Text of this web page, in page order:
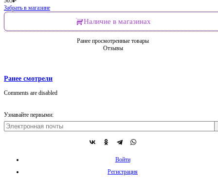
Забрать в магазине
Наличие в магазинах
Ранее просмотренные товары
Отзывы
Ранее смотрели
Comments are disabled
Узнавайте первыми:
Войти
Регистрация